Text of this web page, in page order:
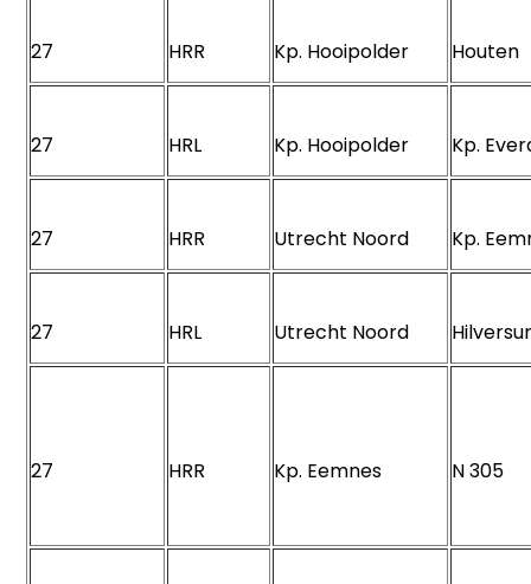
27 HRR Kp. Hooipolder
27 HRL Kp. Hooipolder Kp.
27 HRR Utrecht Noord Kp.
27 HRL Utrecht Noord
27 HRR Kp. Eemnes N 305